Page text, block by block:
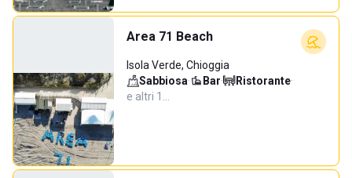
Area 71 Beach
Isola Verde, Chioggia
Sabbiosa· Bar· Ristorante·
e altri 1…